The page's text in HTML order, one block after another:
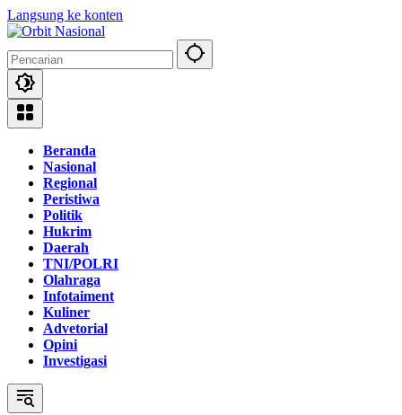
Langsung ke konten
Beranda
Nasional
Regional
Peristiwa
Politik
Hukrim
Daerah
TNI/POLRI
Olahraga
Infotaiment
Kuliner
Advetorial
Opini
Investigasi